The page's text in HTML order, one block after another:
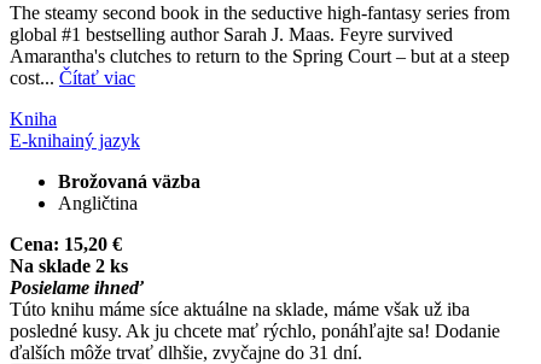
The steamy second book in the seductive high-fantasy series from
global #1 bestselling author Sarah J. Maas. Feyre survived
Amarantha's clutches to return to the Spring Court – but at a steep
cost... Čítať viac
Kniha
E-knihainý jazyk
Brožovaná väzba
Angličtina
Cena: 15,20 €
Na sklade 2 ks
Posielame ihneď
Túto knihu máme síce aktuálne na sklade, máme však už iba
posledné kusy. Ak ju chcete mať rýchlo, ponáhľajte sa! Dodanie
ďalších môže trvať dlhšie, zvyčajne do 31 dní.